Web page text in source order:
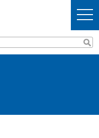
t
o
g
l
e